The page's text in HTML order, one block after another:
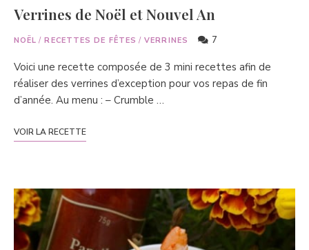
Verrines de Noël et Nouvel An
NOËL / RECETTES DE FÊTES / VERRINES 7
Voici une recette composée de 3 mini recettes afin de
réaliser des verrines d’exception pour vos repas de fin
d’année. Au menu : – Crumble …
VOIR LA RECETTE